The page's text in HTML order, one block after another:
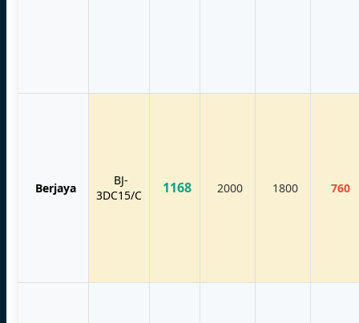
Berjaya
BJ-
3DC15/C
1168 2000 1800 760